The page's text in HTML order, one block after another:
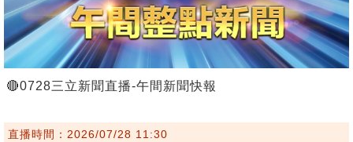
🔴0728三立新聞直播-午間新聞快報
直播時間：2026/07/28 11:30